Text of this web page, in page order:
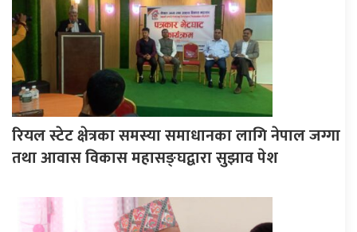
रियल स्टेट क्षेत्रका समस्या समाधानका लागि नेपाल जग्गा
तथा आवास विकास महासङ्घद्वारा सुझाव पेश